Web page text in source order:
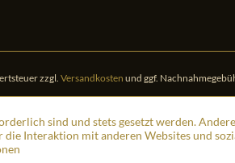
zzgl.Versandkosten und ggf.
sind und stets gesetzt werden.
Interaktion mit anderen Websites und